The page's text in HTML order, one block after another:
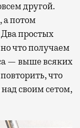
другой.
а потом
простых
что получаем
— выше всяких
что
своим сетом,